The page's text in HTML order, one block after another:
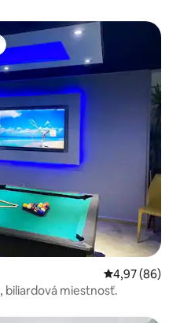
Priemerné
4,97 (86)
biliardová miestnosť.